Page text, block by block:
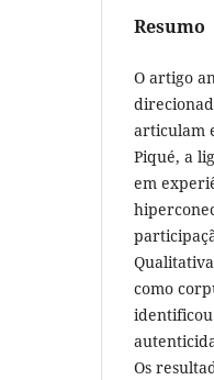
Resumo
O artigo
articulam
Piqué, a
em
como
Os